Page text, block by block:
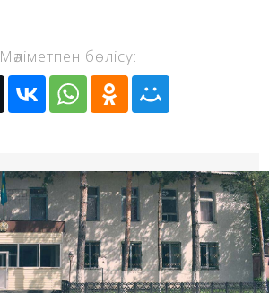
Мәліметпен бөлісу: